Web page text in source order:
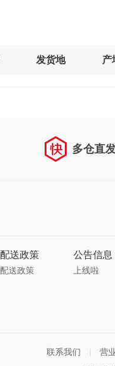
发货地 产
多仓直
配送政策
配送政策
公告信息
上线啦
联系我们 营